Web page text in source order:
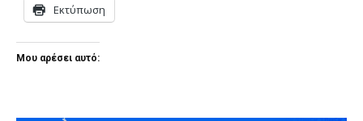
Εκτύπωση
Μου αρέσει αυτό: